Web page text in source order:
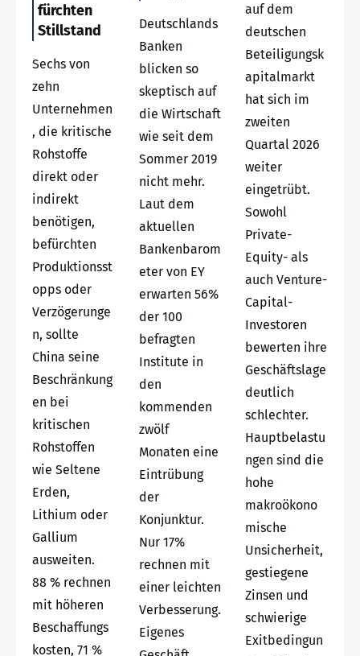
fürchten
Stillstand
Sechs von
zehn
Unternehmen
, die kritische
Rohstoffe
direkt oder
indirekt
benötigen,
befürchten
Produktionsst
opps oder
Verzögerunge
n, sollte
China seine
Beschränkung
en bei
kritischen
Rohstoffen
wie Seltene
Erden,
Lithium oder
Gallium
ausweiten.
88 % rechnen
mit höheren
Beschaffungs
kosten, 71 %
Deutschlands
Banken
blicken so
skeptisch auf
die Wirtschaft
wie seit dem
Sommer 2019
nicht mehr.
Laut dem
aktuellen
Bankenbarom
eter von EY
erwarten 56%
der 100
befragten
Institute in
den
kommenden
zwölf
Monaten eine
Eintrübung
der
Konjunktur.
Nur 17%
rechnen mit
einer leichten
Verbesserung.
Eigenes
auf dem
deutschen
Beteiligungsk
apitalmarkt
hat sich im
zweiten
Quartal 2026
weiter
eingetrübt.
Sowohl
Private-
Equity- als
auch Venture-
Capital-
Investoren
bewerten ihre
Geschäftslage
deutlich
schlechter.
Hauptbelastu
ngen sind die
hohe
makroökono
mische
Unsicherheit,
gestiegene
Zinsen und
schwierige
Exitbedingun